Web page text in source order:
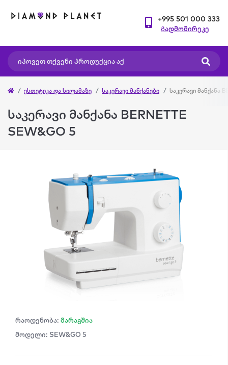
+995 501 000 333
Გადმომირეკე
ესთეტიკა და სილამაზე საკერავი მანქანები საკერავი მანქანა
საკერავი მანქანა BERNETTE
SEW&GO 5
რაოდენობა: მარაგშია
მოდელი: SEW&GO 5